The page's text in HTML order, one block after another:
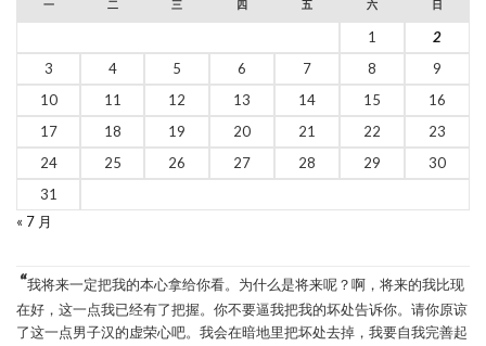
一 二 三 四 五 六 日
1
2
3
4 5 6 7 8
9
10
11 12 13 14 15
16
17
18 19 20 21 22
23
24
25 26 27 28 29
30
31
« 7 月
“我将来一定把我的本心拿给你看。为什么是将来呢？啊，将来的我比现
在好，这一点我已经有了把握。你不要逼我把我的坏处告诉你。请你原谅
了这一点男子汉的虚荣心吧。我会在暗地里把坏处去掉，我要自我完善起